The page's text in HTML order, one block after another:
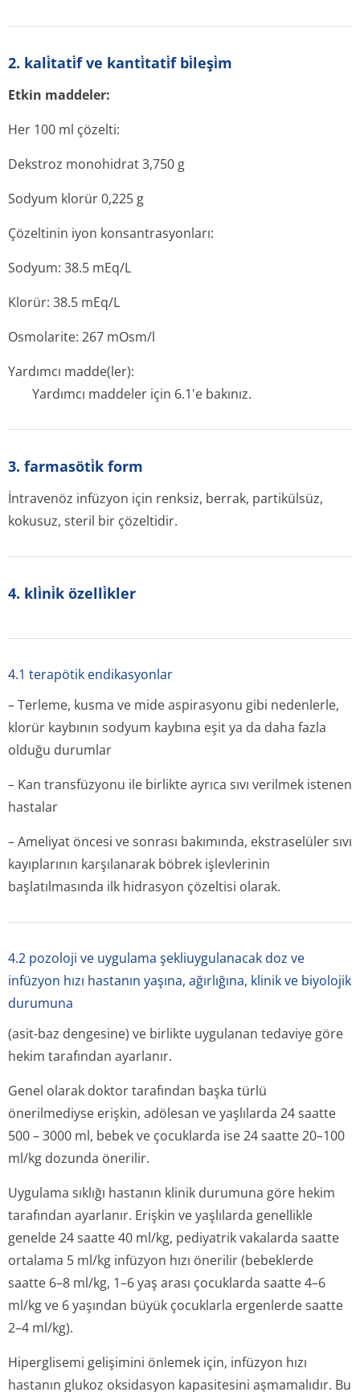
2. kali̇tati̇f ve kanti̇tati̇f bi̇leşi̇m
Etkin maddeler:
Her 100 ml çözelti:
Dekstroz monohidrat 3,750 g
Sodyum klorür 0,225 g
Çözeltinin iyon konsantrasyonları:
Sodyum: 38.5 mEq/L
Klorür: 38.5 mEq/L
Osmolarite: 267 mOsm/l
Yardımcı madde(ler):
Yardımcı maddeler için 6.1'e bakınız.
3. farmasöti̇k form
İntravenöz infüzyon için renksiz, berrak, partikülsüz,
kokusuz, steril bir çözeltidir.
4. kli̇ni̇k özelli̇kler
4.1 terapötik endikasyonlar
– Terleme, kusma ve mide aspirasyonu gibi nedenlerle,
klorür kaybının sodyum kaybına eşit ya da daha fazla
olduğu durumlar
– Kan transfüzyonu ile birlikte ayrıca sıvı verilmek istenen
hastalar
– Ameliyat öncesi ve sonrası bakımında, ekstraselüler sıvı
kayıplarının karşılanarak böbrek işlevlerinin
başlatılmasında ilk hidrasyon çözeltisi olarak.
4.2 pozoloji ve uygulama şekliuygulanacak doz ve
infüzyon hızı hastanın yaşına, ağırlığına, klinik ve biyolojik
durumuna
(asit-baz dengesine) ve birlikte uygulanan tedaviye göre
hekim tarafından ayarlanır.
Genel olarak doktor tarafından başka türlü
önerilmediyse erişkin, adölesan ve yaşlılarda 24 saatte
500 – 3000 ml, bebek ve çocuklarda ise 24 saatte 20–100
ml/kg dozunda önerilir.
Uygulama sıklığı hastanın klinik durumuna göre hekim
tarafından ayarlanır. Erişkin ve yaşlılarda genellikle
genelde 24 saatte 40 ml/kg, pediyatrik vakalarda saatte
ortalama 5 ml/kg infüzyon hızı önerilir (bebeklerde
saatte 6–8 ml/kg, 1–6 yaş arası çocuklarda saatte 4–6
ml/kg ve 6 yaşından büyük çocuklarla ergenlerde saatte
2–4 ml/kg).
Hiperglisemi gelişimini önlemek için, infüzyon hızı
hastanın glukoz oksidasyon kapasitesini aşmamalıdır. Bu